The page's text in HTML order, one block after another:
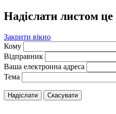
Надіслати листом
Закрити вікно
Кому
Відправник
Ваша електронна адреса
Тема
Надіслати Скасувати